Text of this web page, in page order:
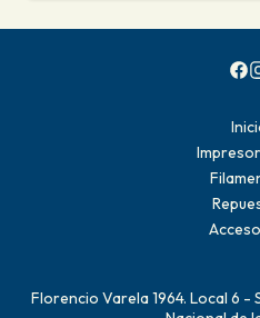
Florencio Varela 1964. Local 6